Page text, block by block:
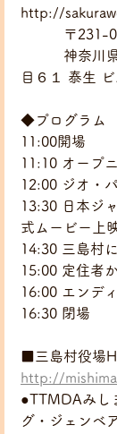
http://
〒231-
神奈川県横
目６１ 泰生
◆プログラム
11:00開場
11:10 オープ
12:00 ジオ・
13:30 日本ジ
式ムービー上
14:30 三島村
15:00 定住者
16:00 エンデ
16:30 閉場
■三島村役場
http://
●TTMDAみし
グ・ジェンベ